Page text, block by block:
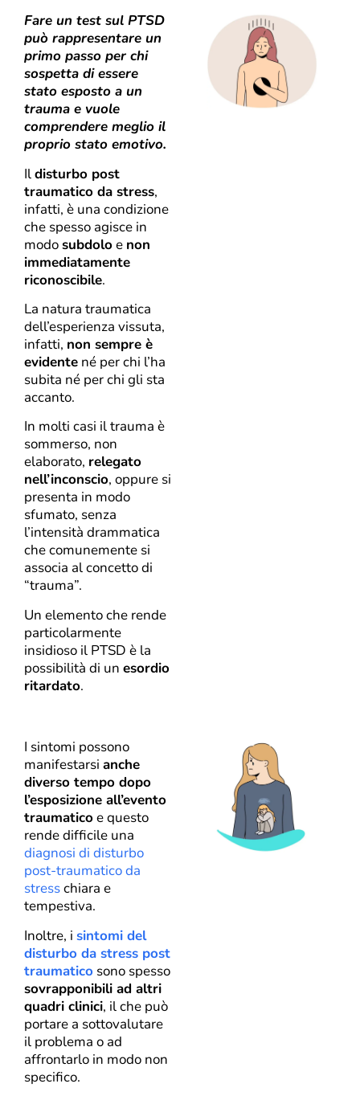
Fare un test sul PTSD
può rappresentare un
primo passo per chi
sospetta di essere
stato esposto a un
trauma e vuole
comprendere meglio il
proprio stato emotivo.
Ildisturbo post
traumatico da stress,
infatti, è una condizione
che spesso agisce in
modosubdoloe non
immediatamente
riconoscibile.
La natura traumatica
dell’esperienza vissuta,
infatti, non sempre è
evidente né per chi l’ha
subita né per chi gli sta
accanto.
In molti casi il trauma è
sommerso, non
elaborato, relegato
nell’inconscio, oppure si
presenta in modo
sfumato, senza
l’intensità drammatica
che comunemente si
associa al concetto di
“trauma”.
Un elemento che rende
particolarmente
insidioso il PTSD è la
possibilità di un esordio
ritardato.
I sintomi possono
manifestarsi anche
diverso tempo dopo
l’esposizione all’evento
traumaticoe questo
rende difficile una
diagnosi di disturbo
post-traumatico da
stresschiara e
tempestiva.
Inoltre, i sintomi del
disturbo da stress post
traumatico sono spesso
sovrapponibili ad altri
quadri clinici, il che può
portare a sottovalutare
il problema o ad
affrontarlo in modo non
specifico.